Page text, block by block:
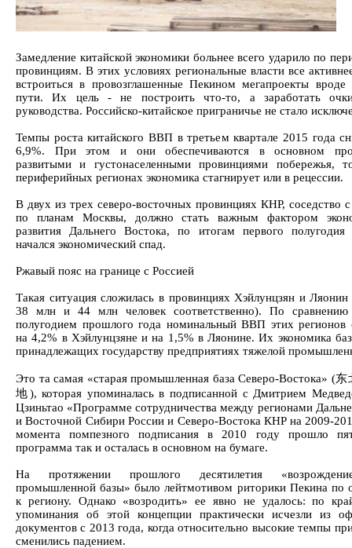
Замедление китайской экономики больнее всего ударило по
провинциям. В этих условиях региональные власти все
встроиться в провозглашенные Пекином мегапроекты вроде
пути. Их цель - не построить что-то, а заработать
руководства. Российско-китайское приграничье не стало
Темпы роста китайского ВВП в третьем квартале 2015 года
6,9%. При этом и они обеспечиваются в основном
развитыми и густонаселенными провинциями побережья,
периферийных регионах экономика стагнирует или в рецессии.
В двух из трех северо-восточных провинциях КНР, соседство
по планам Москвы, должно стать важным фактором
развития Дальнего Востока, по итогам первого
начался экономический спад.
Ржавый пояс на границе с Россией
Такая ситуация сложилась в провинциях Хэйлунцзян и Ляонин
38 млн и 44 млн человек соответственно). По
полугодием прошлого года номинальный ВВП этих регионов
на 4,2% в Хэйлунцзяне и на 1,5% в Ляонине. Их экономика
принадлежащих государству предприятиях тяжелой
Это та самая «старая промышленная база Северо-Востока» (
地), которая упоминалась в подписанной с Дмитрием
Цзиньтао «Программе сотрудничества между регионами
и Восточной Сибири России и Северо-Востока КНР на 2009-
момента помпезного подписания в 2010 году прошло
программа так и осталась в основном на бумаге.
На протяжении прошлого десятилетия
промышленной базы» было лейтмотивом риторики Пекина по
к региону. Однако «возродить» ее явно не удалось: по
упоминания об этой концепции практически исчезли из
документов с 2013 года, когда относительно высокие темпы
сменились падением.